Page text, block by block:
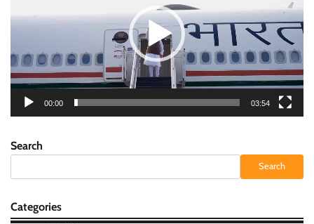
00:00 03:54
Search
Search
Categories